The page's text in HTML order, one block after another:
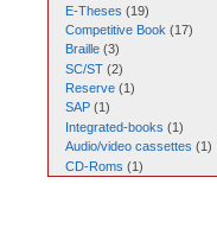
E-Theses (19)
Competitive Book (17)
Braille(3)
SC/ST(2)
Reserve(1)
SAP(1 )
Integrated-books (1)
Audio/video cassettes (1)
CD-Roms (1)